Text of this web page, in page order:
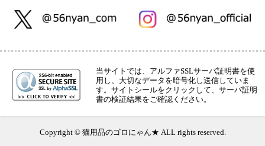
当サイトでは、アルファSSLサーバ証明書を使
用し、大切なデータを暗号化し送信していま
す。サイトシールをクリックして、サーバ証明
書の検証結果をご確認ください。
Copyright © 猫用品のゴロにゃん★ ALL rights reserved.